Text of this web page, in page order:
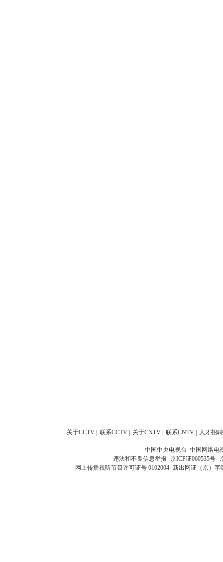
关于CCTV 联系CCTV 关于CNTV 联系CNTV 人才招聘
中国中央电视台 中国网络电
违法和不良信息举报 京ICP证060535号
网上传播视听节目许可证号 0102004 新出网证（京）